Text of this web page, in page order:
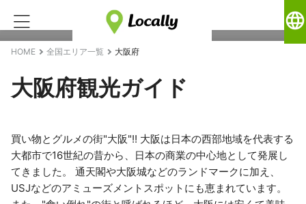
language
HOME 全国エリア一覧 大阪府
大阪府観光ガイド
買い物とグルメの街"大阪"!! 大阪は日本の西部地域を代表する
大都市で16世紀の昔から、日本の商業の中心地として発展し
てきました。 通天閣や大阪城などのランドマークに加え、
USJなどのアミューズメントスポットにも恵まれています。